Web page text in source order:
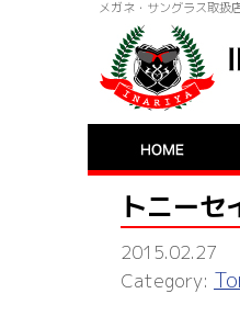
メガネ・サングラス取扱
トニーセ
2015.02.27